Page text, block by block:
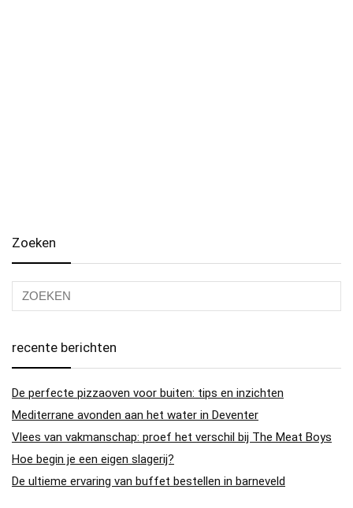
Zoeken
recente berichten
De perfecte pizzaoven voor buiten: tips en inzichten
Mediterrane avonden aan het water in Deventer
Vlees van vakmanschap: proef het verschil bij The Meat Boys
Hoe begin je een eigen slagerij?
De ultieme ervaring van buffet bestellen in barneveld